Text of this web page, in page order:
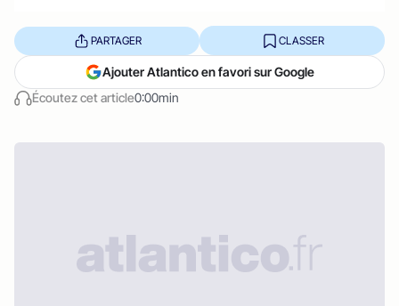
Écoutez cet article0:00min
PARTAGER CLASSER
Ajouter Atlantico en favori sur Google